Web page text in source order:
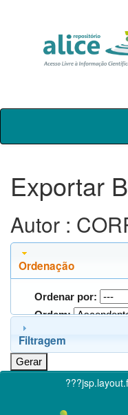
Skip
Exportar
Autor :
Ordenação
Ordenar por:
Ordem:
Filtragem